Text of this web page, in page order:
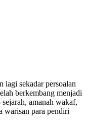
sekadar persoalan
berkembang menjadi
amanah wakaf,
warisan para pendiri